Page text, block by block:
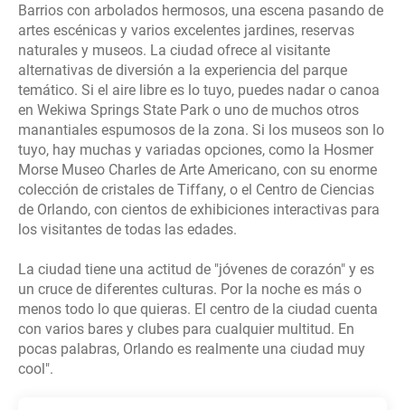
Barrios con arbolados hermosos, una escena pasando de
artes escénicas y varios excelentes jardines, reservas
naturales y museos. La ciudad ofrece al visitante
alternativas de diversión a la experiencia del parque
temático. Si el aire libre es lo tuyo, puedes nadar o canoa
en Wekiwa Springs State Park o uno de muchos otros
manantiales espumosos de la zona. Si los museos son lo
tuyo, hay muchas y variadas opciones, como la Hosmer
Morse Museo Charles de Arte Americano, con su enorme
colección de cristales de Tiffany, o el Centro de Ciencias
de Orlando, con cientos de exhibiciones interactivas para
los visitantes de todas las edades.
La ciudad tiene una actitud de "jóvenes de corazón" y es
un cruce de diferentes culturas. Por la noche es más o
menos todo lo que quieras. El centro de la ciudad cuenta
con varios bares y clubes para cualquier multitud. En
pocas palabras, Orlando es realmente una ciudad muy